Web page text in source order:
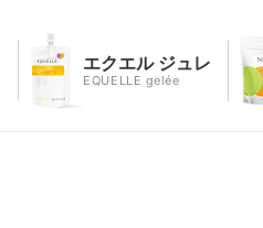
エクエル ジュレ
EQUELLE gelée